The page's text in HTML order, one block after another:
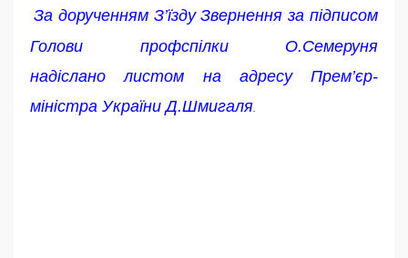
За дорученням З’їзду Звернення за підписом
Голови профспілки О.Семеруня
надісланолистом на адресу Прем’єр-
міністра України Д.Шмигаля